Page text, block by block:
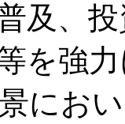
及、
を強
にお